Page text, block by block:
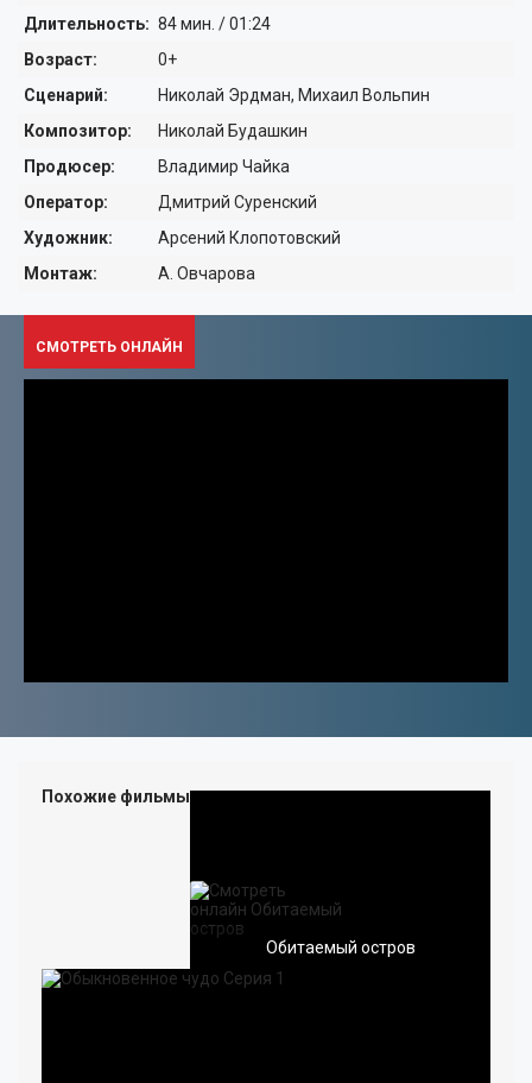
МИСТИКА
ЮМОРИСТИЧЕСКИЕ
ДЕТЯМ ОТ 12 ЛЕТ
ТЕЛЕВИДЕНИЕ
ПУТЕШЕСТВИЯ
АКТИВНЫЙ ОТДЫХ
ИСКУССТВО
ПЕРСОНЫ
Длительность: 84 мин. / 01:24
Возраст:
0+
Сценарий:
Николай Эрдман, Михаил Вольпин
Композитор:
Николай Будашкин
Продюсер:
Владимир Чайка
Оператор:
Дмитрий Суренский
Художник:
Арсений Клопотовский
Монтаж:
А. Овчарова
СМОТРЕТЬ ОНЛАЙН
Похожие фильмы
Обитаемый остров